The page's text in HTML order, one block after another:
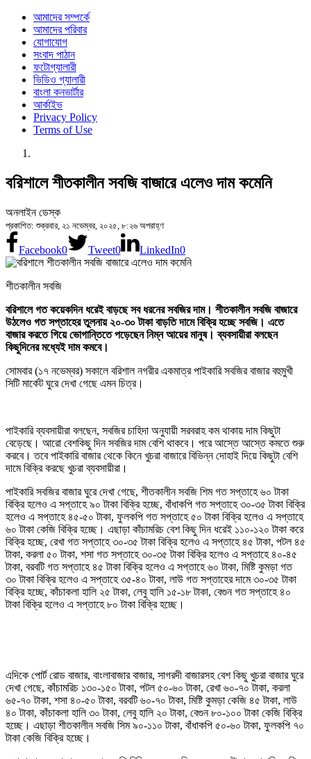
আমাদের সম্পর্কে
আমাদের পরিবার
যোগাযোগ
সংবাদ পাঠান
ফটোগ্যালারী
ভিডিও গ্যালারী
বাংলা কনভার্টার
আর্কাইভ
Privacy Policy
Terms of Use
বরিশালে শীতকালীন সবজি বাজারে এলেও দাম কমেনি
অনলাইন ডেস্ক
প্রকাশিত: শুক্রবার, ২১ নভেম্বর, ২০২৫, ৮:২৬ অপরাহ্ণ
Facebook0 Tweet0 LinkedIn0
শীতকালীন সবজি
বরিশালে গত কয়েকদিন ধরেই বাড়ছে সব ধরনের সবজির দাম। শীতকালীন সবজি বাজারে
উঠলেও গত সপ্তাহের তুলনায় ২০-৩০ টাকা বাড়তি দামে বিক্রি হচ্ছে সবজি। এতে
বাজার করতে গিয়ে ভোগান্তিতে পড়েছেন নিম্ন আয়ের মানুষ। ব্যবসায়ীরা বলছেন
কিছুদিনের মধ্যেই দাম কমবে।
সোমবার (১৭ নভেম্বর) সকালে বরিশাল নগরীর একমাত্র পাইকারি সবজির বাজার বহুমুখী
সিটি মার্কেট ঘুরে দেখা গেছে এমন চিত্র।
পাইকারি ব্যবসায়ীরা বলছেন, সবজির চাহিদা অনুযায়ী সরবরাহ কম থাকায় দাম কিছুটা
বেড়েছে। আরো বেশকিছু দিন সবজির দাম বেশি থাকবে। পরে আস্তে আস্তে কমতে শুরু
করবে। তবে পাইকারি বাজার থেকে কিনে খুচরা বাজারে বিভিন্ন দোহাই দিয়ে কিছুটা বেশি
দামে বিক্রি করছে খুচরা ব্যবসায়ীরা।
পাইকারি সবজির বাজার ঘুরে দেখা গেছে, শীতকালীন সবজি শিম গত সপ্তাহে ৬০ টাকা
বিক্রি হলেও এ সপ্তাহে ৯০ টাকা বিক্রি হচ্ছে, বাঁধাকপি গত সপ্তাহে ৩০-৩৫ টাকা বিক্রি
হলেও এ সপ্তাহে ৪৫-৫০ টাকা, ফুলকপি গত সপ্তাহে ৫০ টাকা বিক্রি হলেও এ সপ্তাহে
৬০ টাকা কেজি বিক্রি হচ্ছে। এছাড়া কাঁচামরিচ বেশ কিছু দিন ধরেই ১১০-১২০ টাকা করে
বিক্রি হচ্ছে, রেখা গত সপ্তাহে ৩০-৩৫ টাকা বিক্রি হলেও এ সপ্তাহে ৪৫ টাকা, পটল ৪৫
টাকা, করলা ৫০ টাকা, শসা গত সপ্তাহে ৩০-৩৫ টাকা বিক্রি হলেও এ সপ্তাহে ৪০-৪৫
টাকা, বরবটি গত সপ্তাহে ৪৫ টাকা বিক্রি হলেও এ সপ্তাহে ৬০ টাকা, মিষ্টি কুমড়া গত
৩০ টাকা বিক্রি হলেও এ সপ্তাহে ৩৫-৪০ টাকা, লাউ গত সপ্তাহের দামে ৩০-৩৫ টাকা
বিক্রি হচ্ছে, কাঁচাকলা হালি ২৫ টাকা, লেবু হালি ১৫-১৮ টাকা, বেগুন গত সপ্তাহে ৪০
টাকা বিক্রি হলেও এ সপ্তাহে ৮০ টাকা বিক্রি হচ্ছে।
এদিকে পোর্ট রোড বাজার, বাংলাবাজার বাজার, সাগরদী বাজারসহ বেশ কিছু খুচরা বাজার ঘুরে
দেখা গেছে, কাঁচামরিচ ১৩০-১৫০ টাকা, পটল ৫০-৬০ টাকা, রেখা ৬০-৭০ টাকা‌, করলা
৬৫-৭০ টাকা, শসা ৪০-৫০ টাকা, বরবটি ৬০-৭০ টাকা, মিষ্টি কুমড়া কেজি ৪৫ টাকা, লাউ
৪০ টাকা, কাঁচাকলা হালি ৩০ টাকা, লেবু হালি ২০ টাকা, বেগুন ৮০-১০০ টাকা কেজি বিক্রি
হচ্ছে। এছাড়া শীতকালীন সবজি সিম ৯০-১১০ টাকা, বাঁধাকপি ৫০-৬০ টাকা, ফুলকপি ৭০
টাকা কেজি বিক্রি হচ্ছে।